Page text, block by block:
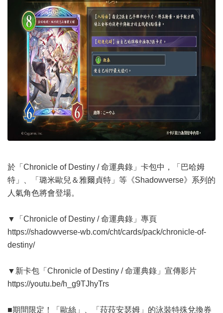
於「Chronicle of Destiny / 命運典錄」卡包中，「巴哈姆
特」、「璐米歐兒＆雅爾貞特」等《Shadowverse》系列的
人氣角色將會登場。
▼「Chronicle of Destiny / 命運典錄」專頁
https://shadowverse-wb.com/cht/cards/pack/chronicle-of-
destiny/
▼新卡包「Chronicle of Destiny / 命運典錄」宣傳影片
https://youtu.be/h_g9TJhyTrs
■期間限定！「歐絲」、「菈菈安瑟姆」的泳裝特殊兌換券